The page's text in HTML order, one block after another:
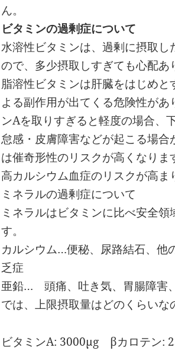
ん。
ビタミンの過剰症について
水溶性ビタミンは、過剰に摂取
ので、多少摂取しすぎても心配あ
脂溶性ビタミンは肝臓をはじめ
よる副作用が出てくる危険性が
ンAを取りすぎると軽度の場合、
怠感・皮膚障害などが起こる場
は催奇形性のリスクが高くなりま
高カルシウム血症のリスクが高ま
ミネラルの過剰症について
ミネラルはビタミンに比べ安全
す。
カルシウム…便秘、尿路結石、他
乏症
亜鉛… 頭痛、吐き気、胃腸障害
では、上限摂取量はどのくらい
ビタミンA: 3000μg βカロテン: